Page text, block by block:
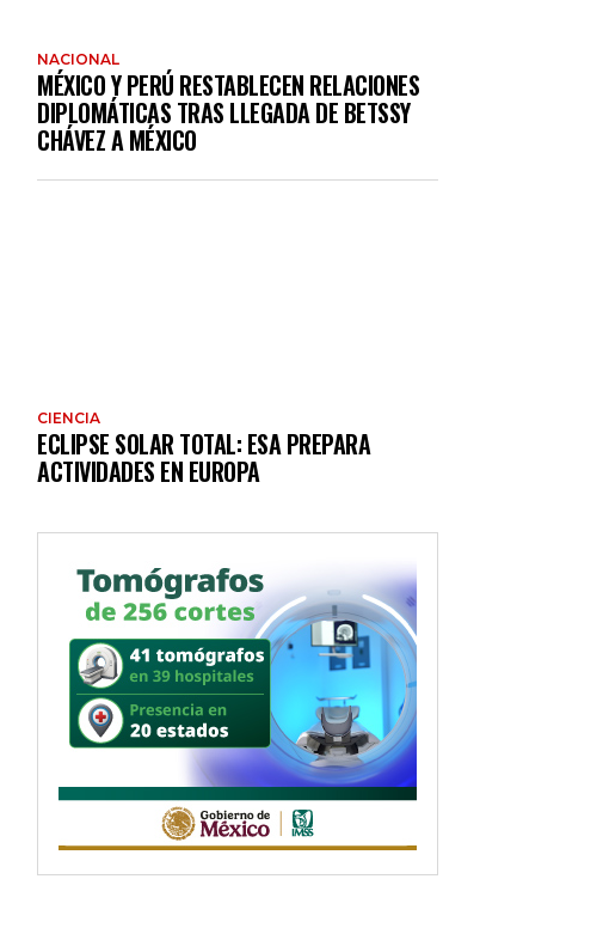
NACIONAL
MÉXICO Y PERÚ RESTABLECEN RELACIONES
DIPLOMÁTICAS TRAS LLEGADA DE BETSSY
CHÁVEZ A MÉXICO
CIENCIA
ECLIPSE SOLAR TOTAL: ESA PREPARA
ACTIVIDADES EN EUROPA